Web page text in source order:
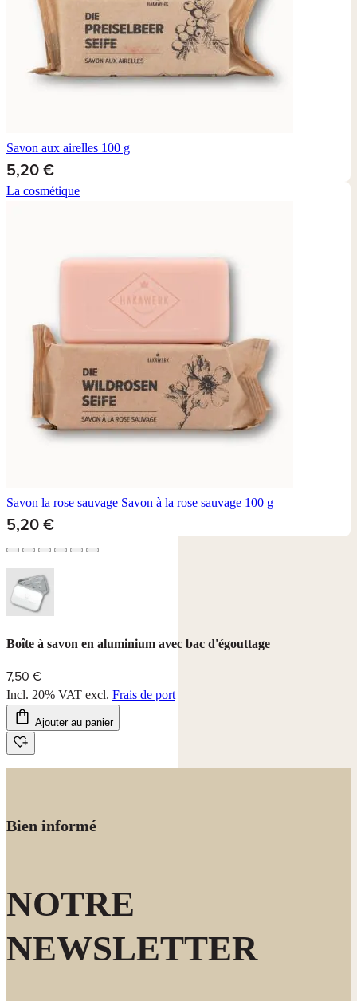
Savon aux airelles 100 g
5,20 €
La cosmétique
Savon la rose sauvage Savon à la rose sauvage 100 g
5,20 €
Boîte à savon en aluminium avec bac d'égouttage
7,50 €
Incl. 20% VAT excl. Frais de port
Ajouter au panier
Bien informé
NOTRE
NEWSLETTER